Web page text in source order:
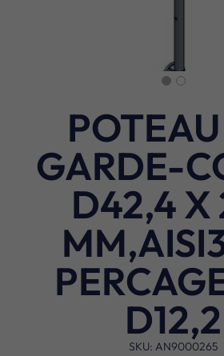
GARDE-
D42,4 X
D12,2
SKU: AN9000265